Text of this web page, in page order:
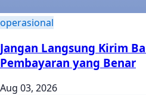
operasional
Jangan Langsung Kirim
Pembayaran yang Benar
Aug 03, 2026